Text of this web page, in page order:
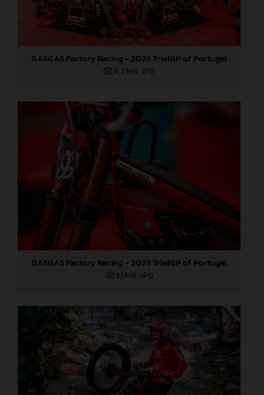
GASGAS Factory Racing - 2023 TrialGP of Portugal
6,2 MB .JPG
GASGAS Factory Racing - 2023 TrialGP of Portugal
3,1 MB .JPG